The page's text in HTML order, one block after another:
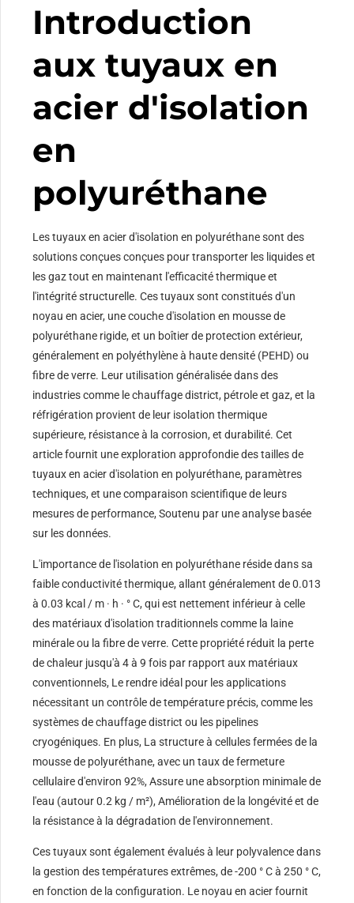
Introduction
aux tuyaux en
acier d'isolation
en
polyuréthane
Les tuyaux en acier d'isolation en polyuréthane sont des
solutions conçues conçues pour transporter les liquides et
les gaz tout en maintenant l'efficacité thermique et
l'intégrité structurelle. Ces tuyaux sont constitués d'un
noyau en acier, une couche d'isolation en mousse de
polyuréthane rigide, et un boîtier de protection extérieur,
généralement en polyéthylène à haute densité (PEHD) ou
fibre de verre. Leur utilisation généralisée dans des
industries comme le chauffage district, pétrole et gaz, et la
réfrigération provient de leur isolation thermique
supérieure, résistance à la corrosion, et durabilité. Cet
article fournit une exploration approfondie des tailles de
tuyaux en acier d'isolation en polyuréthane, paramètres
techniques, et une comparaison scientifique de leurs
mesures de performance, Soutenu par une analyse basée
sur les données.
L'importance de l'isolation en polyuréthane réside dans sa
faible conductivité thermique, allant généralement de 0.013
à 0.03 kcal / m · h · ° C, qui est nettement inférieur à celle
des matériaux d'isolation traditionnels comme la laine
minérale ou la fibre de verre. Cette propriété réduit la perte
de chaleur jusqu'à 4 à 9 fois par rapport aux matériaux
conventionnels, Le rendre idéal pour les applications
nécessitant un contrôle de température précis, comme les
systèmes de chauffage district ou les pipelines
cryogéniques. En plus, La structure à cellules fermées de la
mousse de polyuréthane, avec un taux de fermeture
cellulaire d'environ 92%, Assure une absorption minimale de
l'eau (autour 0.2 kg / m²), Amélioration de la longévité et de
la résistance à la dégradation de l'environnement.
Ces tuyaux sont également évalués à leur polyvalence dans
la gestion des températures extrêmes, de -200 ° C à 250 ° C,
en fonction de la configuration. Le noyau en acier fournit